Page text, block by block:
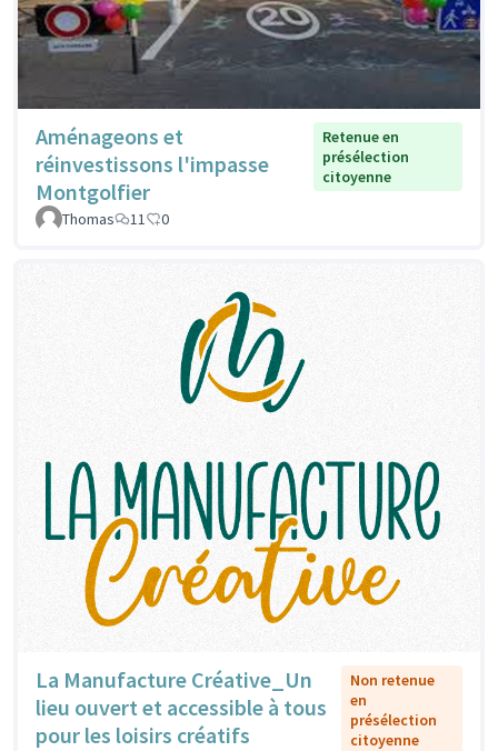
Aménageons et
réinvestissons l'impasse
Montgolfier
Retenue en
présélection
citoyenne
Thomas 11 0
La Manufacture Créative_Un
lieu ouvert et accessible à tous
pour les loisirs créatifs
Non retenue
en
présélection
citoyenne